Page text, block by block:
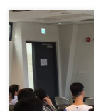
對不起，此內容只適用於English。